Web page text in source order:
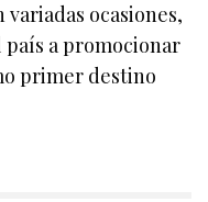
ocasiones,
a promocionar
primer destino